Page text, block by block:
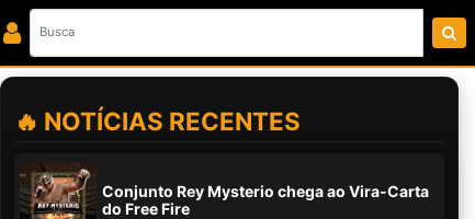
🔥 NOTÍCIAS RECENTES
Conjunto Rey Mysterio chega ao Vira-Carta
do Free Fire